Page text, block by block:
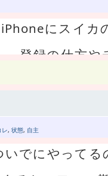
こそ突出して
RA獲得機会
告じゃね？
来ないで欲し
イラネって
に突出して
にスイ
登録の仕方
交通機関に使
スか電車か
Suica使って
なことからま
レ, 状態, 自主
でにやって